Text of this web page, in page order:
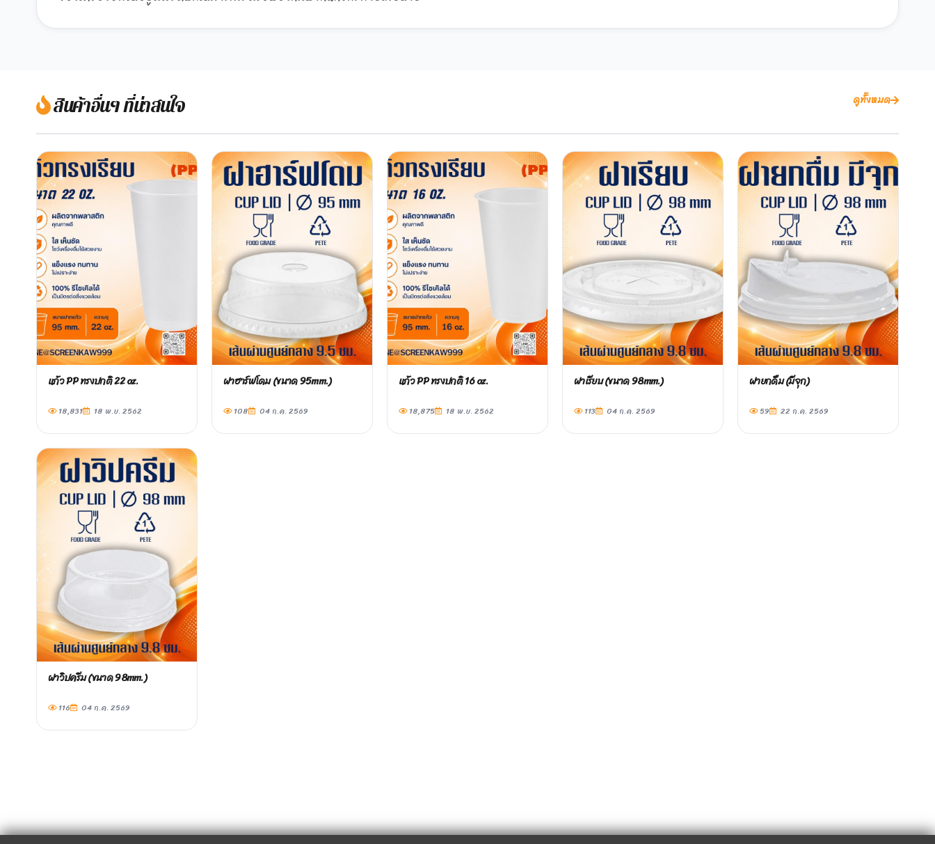
สินค้าอื่นๆ ที่น่าสนใจ ดูทั้งหมด
แก้ว PP ทรงปกติ 22 oz.
18,831 18 พ.ย. 2562
ฝาฮาร์ฟโดม (ขนาด 95mm.)
108 04 ก.ค. 2569
แก้ว PP ทรงปกติ 16 oz.
18,875 18 พ.ย. 2562
ฝาเรียบ (ขนาด 98mm.)
113 04 ก.ค. 2569
ฝายกดื่ม (มีจุก)
59 22 ก.ค. 2569
ฝาวิปครีม (ขนาด 98mm.)
116 04 ก.ค. 2569